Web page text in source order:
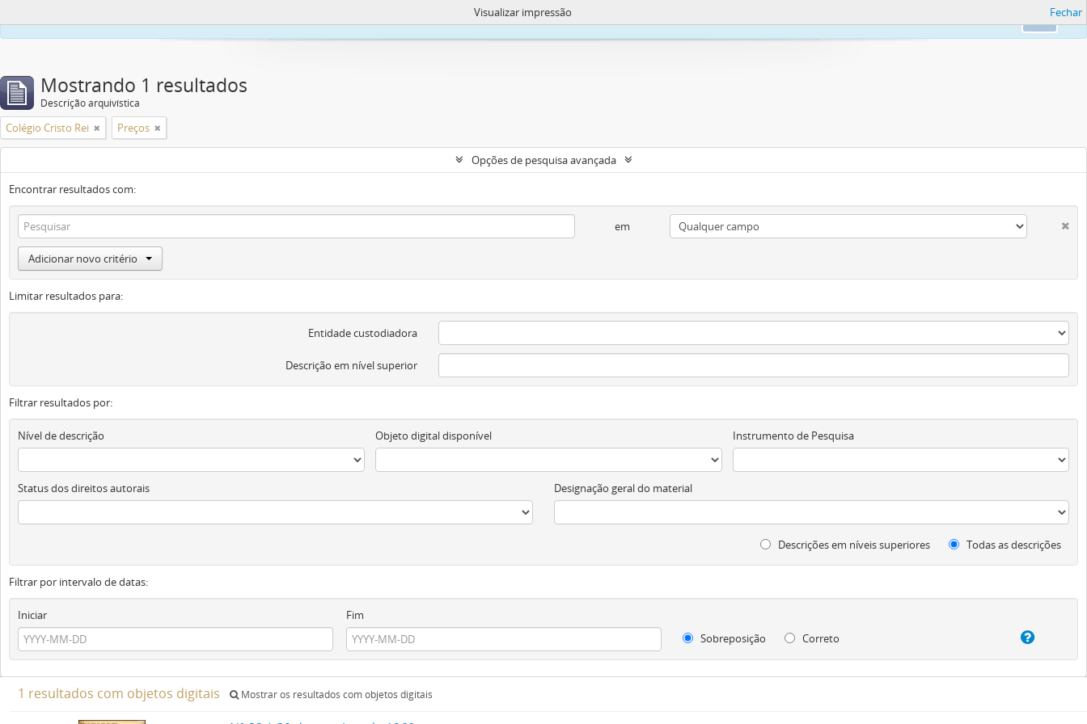
Este site usa cookies para melhorar sua capacidade de navegar e carregar conteúdo.
Visualizar impressão Fechar
Mostrando 1 resultados
Descrição arquivística
Colégio Cristo Rei Preços
Opções de pesquisa avançada
Encontrar resultados com:
em
Adicionar novo critério
Limitar resultados para:
Entidade custodiadora
Descrição em nível superior
Filtrar resultados por:
Nível de descrição Objeto digital disponível Instrumento de Pesquisa
Status dos direitos autorais Designação geral do material
Descrições em níveis superiores Todas as descrições
Filtrar por intervalo de datas:
Iniciar
Fim
Sobreposição
Correto
1 resultados com objetos digitais Mostrar os resultados com objetos digitais